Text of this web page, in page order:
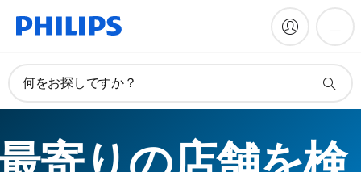
何をお探しですか？